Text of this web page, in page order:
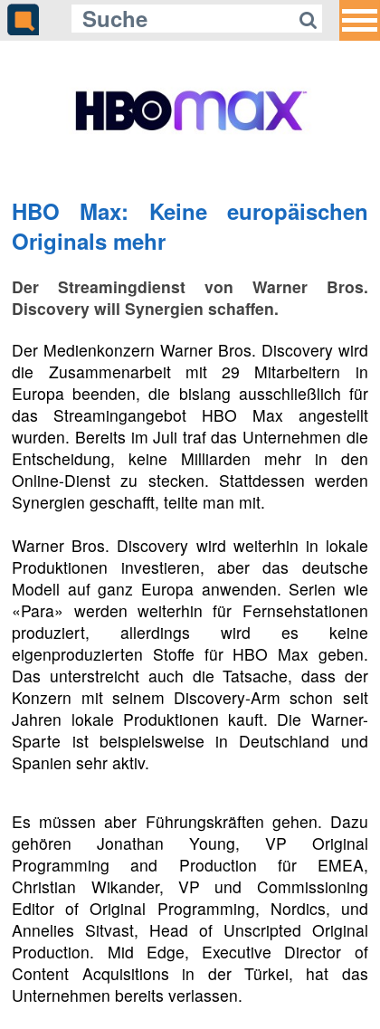
HBO Max: Keine europäischen
Originals mehr
Der Streamingdienst von Warner Bros.
Discovery will Synergien schaffen.
Der Medienkonzern Warner Bros. Discovery wird
die Zusammenarbeit mit 29 Mitarbeitern in
Europa beenden, die bislang ausschließlich für
das Streamingangebot HBO Max angestellt
wurden. Bereits im Juli traf das Unternehmen die
Entscheidung, keine Milliarden mehr in den
Online-Dienst zu stecken. Stattdessen werden
Synergien geschafft, teilte man mit.
Warner Bros. Discovery wird weiterhin in lokale
Produktionen investieren, aber das deutsche
Modell auf ganz Europa anwenden. Serien wie
«Para» werden weiterhin für Fernsehstationen
produziert, allerdings wird es keine
eigenproduzierten Stoffe für HBO Max geben.
Das unterstreicht auch die Tatsache, dass der
Konzern mit seinem Discovery-Arm schon seit
Jahren lokale Produktionen kauft. Die Warner-
Sparte ist beispielsweise in Deutschland und
Spanien sehr aktiv.
Es müssen aber Führungskräften gehen. Dazu
gehören Jonathan Young, VP Original
Programming and Production für EMEA,
Christian Wikander, VP und Commissioning
Editor of Original Programming, Nordics, und
Annelies Sitvast, Head of Unscripted Original
Production. Mid Edge, Executive Director of
Content Acquisitions in der Türkei, hat das
Unternehmen bereits verlassen.